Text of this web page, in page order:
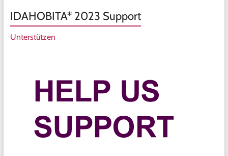
IDAHOBITA* 2023 Support
Unterstützen